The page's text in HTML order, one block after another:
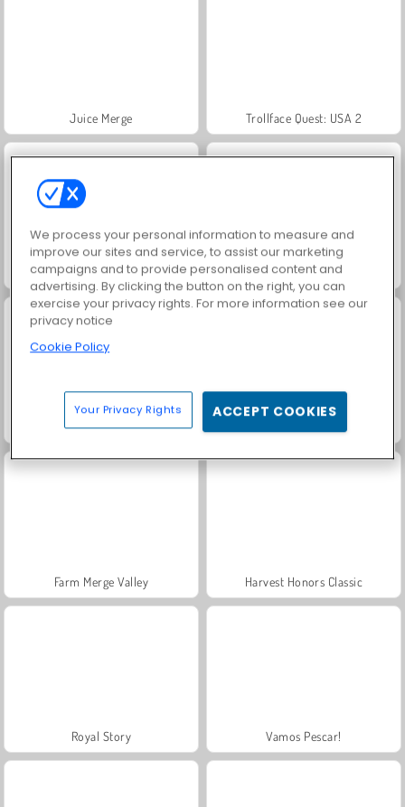
Juice Merge Trollface Quest: USA 2
Masha and the Bear: Meadows Scala 40
Solitaire Social
Farm Merge Valley Harvest Honors Classic
Royal Story Vamos Pescar!
We process your personal information to measure and
improve our sites and service, to assist our marketing
campaigns and to provide personalised content and
advertising. By clicking the button on the right, you can
exercise your privacy rights. For more information see our
privacy notice
Cookie Policy
Your Privacy Rights ACCEPT COOKIES